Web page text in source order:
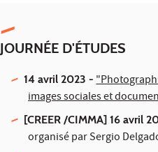
JOURNÉE D'ÉTUDES
14 avril 2023 -
images sociales et
[CREER /CIMMA] 16 avril
organisé par Sergio